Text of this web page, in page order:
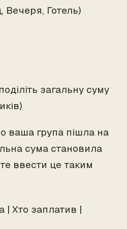
Готель)
загальну суму
ваша група пішла на
сума становила
ввести це таким
| Хто заплатив |